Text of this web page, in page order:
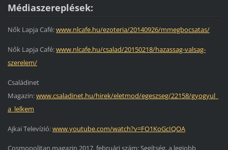
Médiaszereplések:
Nők Lapja Café:www.nlcafe.hu/ezoteria/20140926/mmegbocsatas/
Nők Lapja Café:www.nlcafe.hu/csalad/20150218/hazassag-valsag-
szerelem/
Családinet
Magazin:www.csaladinet.hu/hirek/eletmod/egeszseg/22158/gyogyul_
a_lelkem
Ajkai Televízió:www.youtube.com/watch?v=FO1KoGcIQOA
Cosmopolitan magazin 2017. februári szám: Segítség, a legjobb